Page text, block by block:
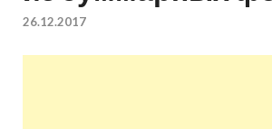
квартир
26.12.2017